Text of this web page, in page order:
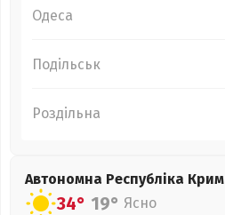
Одеса
Подільськ
Роздільна
Автономна Республіка Крим
34° 19° Ясно